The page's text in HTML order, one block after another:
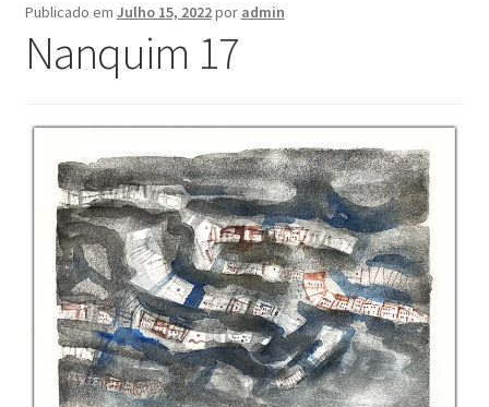
Obras
Noturnos
Depoimentos
Publicado em Julho 15, 2022por admin
Nanquim 17